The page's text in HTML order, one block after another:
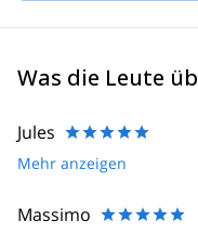
Was die Leute
Jules
Mehr anzeigen
Massimo